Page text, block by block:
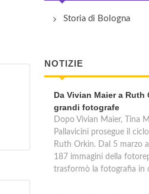
Storia di Bologna
NOTIZIE
Da Vivian Maier a
grandi fotografe
Dopo Vivian Maier, Tina
Pallavicini prosegue il
Ruth Orkin. Dal 5 marzo
187 immagini della
trasformò la fotografia in